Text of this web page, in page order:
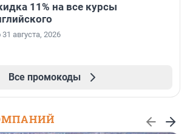
11% на все курсы
августа, 2026
Все промокоды